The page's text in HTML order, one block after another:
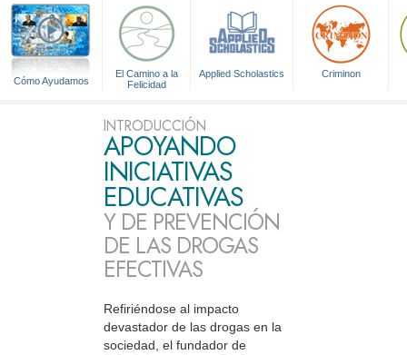
Cómo Ayudamos
El Camino a la
Felicidad
Applied Scholastics Criminon
INTRODUCCIÓN
APOYANDO
INICIATIVAS
EDUCATIVAS
Y DE PREVENCIÓN
DE LAS DROGAS
EFECTIVAS
Refiriéndose al impacto
devastador de las drogas en la
sociedad, el fundador de